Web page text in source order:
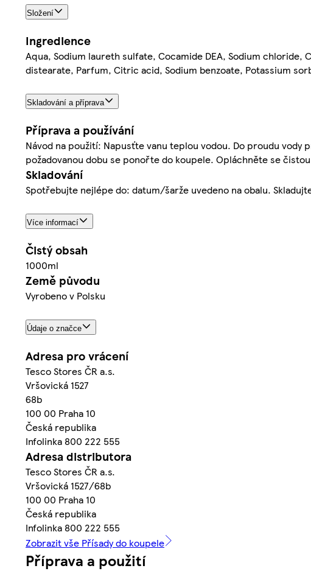
Složení
Ingredience
Aqua, Sodium laureth sulfate, Cocamide DEA, Sodium
distearate, Parfum, Citric acid, Sodium benzoate, Potassium
Skladování a příprava
Příprava a používání
Návod na použití: Napusťte vanu teplou vodou. Do proudu
požadovanou dobu se ponořte do koupele. Opláchněte se
Skladování
Spotřebujte nejlépe do: datum/šarže uvedeno na obalu.
Více informací
Čistý obsah
1000ml
Země původu
Vyrobeno v Polsku
Údaje o značce
Adresa pro vrácení
Tesco Stores ČR a.s.
Vršovická 1527
68b
100 00 Praha 10
Česká republika
Infolinka 800 222 555
Adresa distributora
Tesco Stores ČR a.s.
Vršovická 1527/68b
100 00 Praha 10
Česká republika
Infolinka 800 222 555
Zobrazit vše Přísady do koupele
Příprava a použití